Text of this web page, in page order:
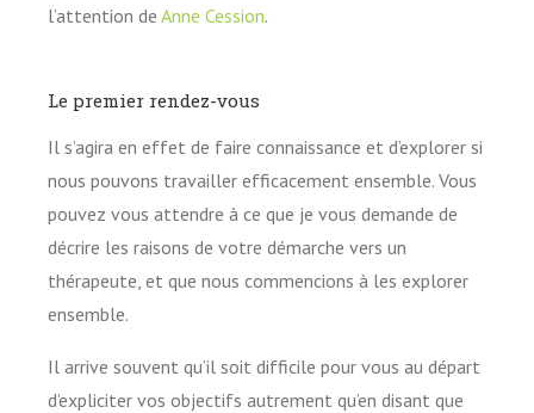
l’attention de Anne Cession.
Le premier rendez-vous
Il s’agira en effet de faire connaissance et d’explorer si
nous pouvons travailler efficacement ensemble. Vous
pouvez vous attendre à ce que je vous demande de
décrire les raisons de votre démarche vers un
thérapeute, et que nous commencions à les explorer
ensemble.
Il arrive souvent qu’il soit difficile pour vous au départ
d’expliciter vos objectifs autrement qu’en disant que